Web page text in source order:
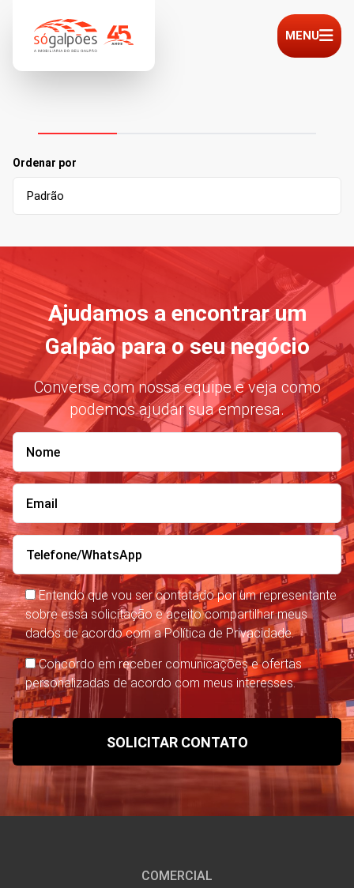
MENU
Ordenar por
Ajudamos a encontrar um
Galpão para o seu negócio
Converse com nossa equipe e veja como
podemos ajudar sua empresa.
Entendo que vou ser contatado por um representante
sobre essa solicitação e aceito compartilhar meus
dados de acordo com a Política de Privacidade.
Concordo em receber comunicações e ofertas
personalizadas de acordo com meus interesses.
COMERCIAL